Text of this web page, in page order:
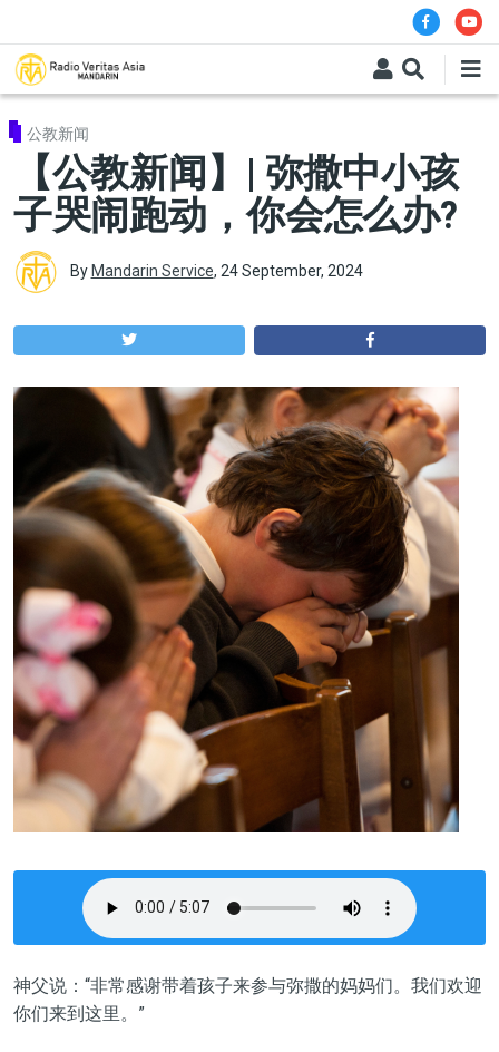
公教新闻
【公教新闻】| 弥撒中小孩
子哭闹跑动，你会怎么办?
By Mandarin Service, 24 September, 2024
神父说：“非常感谢带着孩子来参与弥撒的妈妈们。我们欢迎
你们来到这里。”